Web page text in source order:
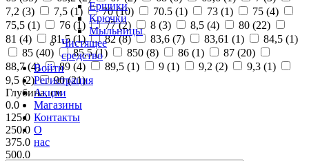
Ершики
Крючки
Мыльницы
Чистящее
средство
Войти
Регистрация
Акции
Магазины
Контакты
О
нас
7,2 (3) 7,5 (1) 70 (10) 70.5 (1) 73 (1) 75 (4)
75,5 (1) 76 (1) 77 (2) 8 (3) 8,5 (4) 80 (22)
81 (4) 81,5 (1) 82 (8) 83,6 (7) 83,61 (1) 84,5 (1)
85 (40) 85,5 (1) 850 (8) 86 (1) 87 (20)
88,7 (4) 89 (4) 89,5 (1) 9 (1) 9,2 (2) 9,3 (1)
9,5 (2) 90 (21)
Глубина, см
0.0
125.0
250.0
375.0
500.0